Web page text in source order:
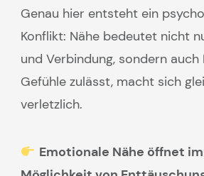
Genau hier entsteht ein
Konflikt: Nähe bedeutet nicht
und Verbindung, sondern auch
Gefühle zulässt, macht sich
verletzlich.
Emotionale Nähe öffnet